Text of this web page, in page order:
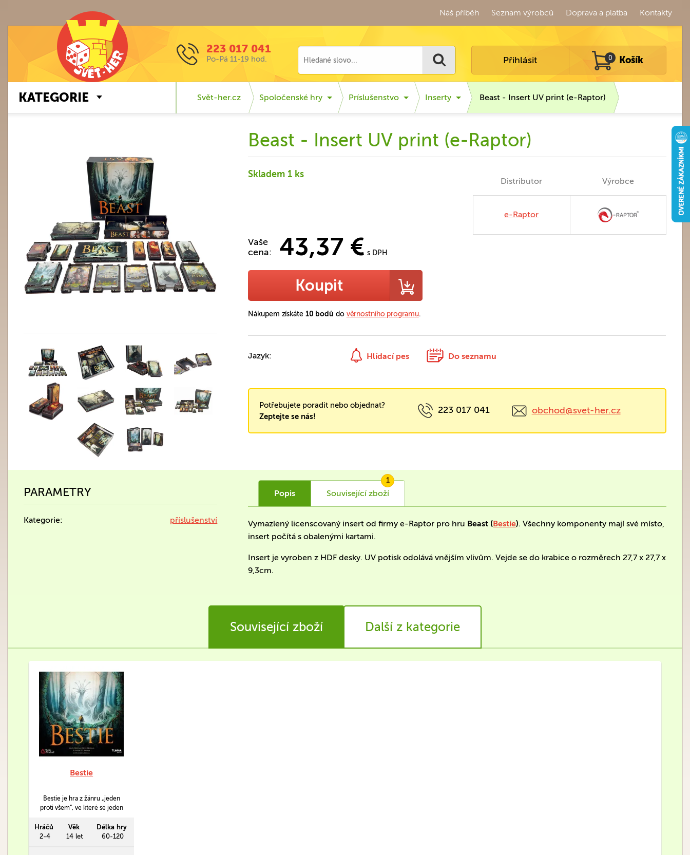
Náš příběh Seznam výrobců Doprava a platba Kontakty
223 017 041
Po-Pá 11-19 hod. Přihlásit 0 Košík
KATEGORIE Svět-her.cz Spoločenské hry Príslušenstvo Inserty Beast - Insert UV print (e-Raptor)
Beast - Insert UV print (e-Raptor)
Vaše
cena:
43,37 € s DPH
Skladem 1 ks
Koupit
Nákupem získáte 10 bodů do věrnostního programu.
Distributor Výrobce
e-Raptor
Jazyk: Hlídací pes Do seznamu
Potřebujete poradit nebo objednat?
Zeptejte se nás!
223 017 041 obchod@svet-her.cz
PARAMETRY
Kategorie: příslušenství
Popis Související zboží
1
Vymazlený licenscovaný insert od firmy e-Raptor pro hru Beast (Bestie). Všechny komponenty mají své místo,
insert počítá s obalenými kartami.
Insert je vyroben z HDF desky. UV potisk odolává vnějším vlivům. Vejde se do krabice o rozměrech 27,7 x 27,7 x
9,3cm.
Související zboží Další z kategorie
Bestie
Bestie je hra z žánru „jeden
proti všem“, ve které se jeden
obrovského mytického tvora,
který chce vyhnat cizáky ze
Hráčů
2-4
Věk
14 let
Délka hry
60-120